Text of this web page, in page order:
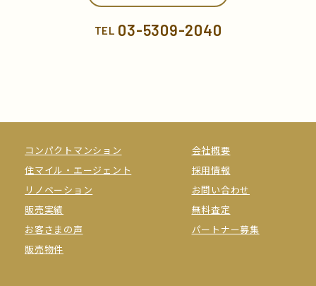
TEL 03-5309-2040
コンパクトマンション
住マイル・エージェント
リノベーション
販売実績
お客さまの声
販売物件
会社概要
採用情報
お問い合わせ
無料査定
パートナー募集